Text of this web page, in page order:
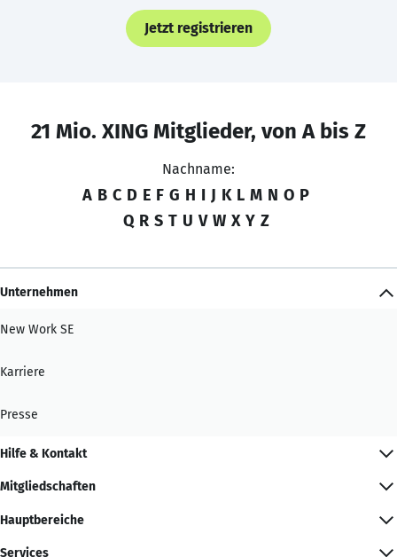
Jetzt registrieren
21 Mio. XING Mitglieder, von A bis Z
Nachname:
A B C D E F G H I J K L M N O P
Q R S T U V W X Y Z
Unternehmen
New Work SE
Karriere
Presse
Hilfe & Kontakt
Mitgliedschaften
Hauptbereiche
Services